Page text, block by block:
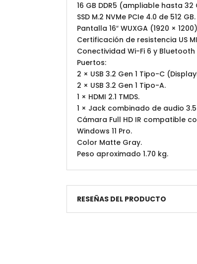
16 GB DDR5 (ampliable hasta
SSD M.2 NVMe PCIe 4.0 de 512 GB.
Pantalla 16″ WUXGA (1920 ×
Certificación de resistencia US
Conectividad Wi-Fi 6 y Bluetooth
Puertos:
2 × USB 3.2 Gen 1 Tipo-C
2 × USB 3.2 Gen 1 Tipo-A.
1 × HDMI 2.1 TMDS.
1 × Jack combinado de audio
Cámara Full HD IR compatible
Windows 11 Pro.
Color Matte Gray.
Peso aproximado 1.70 kg.
RESEÑAS DEL PRODUCTO